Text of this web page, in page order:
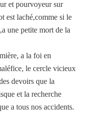
et pourvoyeur sur
est laché,comme si le
une petite mort de la
a la foi en
le cercle vicieux
devoirs que la
et la recherche
a tous nos accidents.